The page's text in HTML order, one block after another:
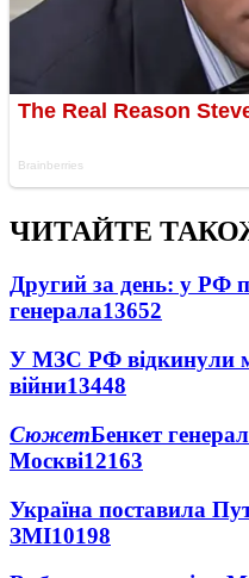
ЧИТАЙТЕ
Другий за день: у РФ
генерала13652
У МЗС РФ відкинули
війни13448
СюжетБенкет
Москві12163
Україна поставила
ЗМІ10198